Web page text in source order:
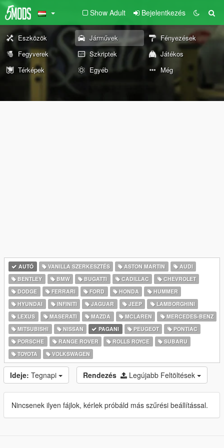
Show Adult Bejelentkezés
Eszközök Járművek
Fényezések
Fegyverek
Szkriptek
Játékos
Térképek
Egyéb Még
AUTÓ VANILLA SZERKESZTÉS ASTON MARTIN
AUDI
BENTLEY
BMW BUGATTI CADILLAC
CHEVROLET
DODGE
FERRARI FORD HONDA
HUMMER
HYUNDAI
INFINITI JAGUAR JEEP
LAMBORGHINI
LEXUS
MASERATI MAZDA MCLAREN
MERCEDES-BENZ
MITSUBISHI
NISSAN PAGANI PEUGEOT
PONTIAC
PORSCHE
RANGE ROVER ROLLS ROYCE
SUBARU
TOYOTA
VOLKSWAGEN
Ideje: Tegnapi Rendezés Legújabb Feltöltések
Nincsenek ilyen fájlok, kérlek próbáld más szűrési beállítással.